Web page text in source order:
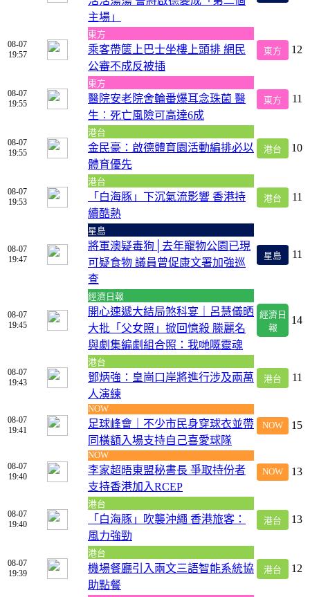
主場」
08-07
19:57
東方
乘客帶篋上巴士坐樓上頭排 網民
公審不成反被插
東方 12
08-07
19:55
東方
醫院安老院舍輪番爆耳念珠菌 醫
生︰死亡風險可高達6成
東方 11
08-07
19:55
港台
金民豪：啟德體育園活動編排必以
體育優先
港台 10
08-07
19:53
港台
「白海豚」下沉氣流影響 香港持
續酷熱
港台 11
08-07
19:47
星島
將軍澳疑毒狗│去年寵物公園已現
可疑食物 議員曾促康文署加強巡
查
星島 11
08-07
19:45
經濟日報
開心速遞大結局煞科宴｜呂慧儀晒
大批「父女照」掀回憶殺 滕麗名
與劇集編劇組合照：我哋嘅靈魂
經濟日
報
14
08-07
19:43
港台
鄧炳強：皇崗口岸將進行涉及兩萬
人演練
港台 11
08-07
19:41
NOW
足球峰會｜不少市民身穿球衣並帶
同橫額入場支持自己喜愛球隊
NOW 15
08-07
19:40
NOW
李家超晤東盟秘書長 爭取持份者
支持香港加入RCEP
NOW 13
08-07
19:40
港台
「白海豚」吹襲沖繩 香港旅客：
風力強勁
港台 13
08-07
19:39
港台
機場餐廳引入兩文三語智能系統協
助點餐
港台 12